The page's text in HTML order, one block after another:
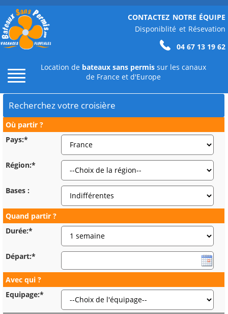
CONTACTEZ NOTRE ÉQUIPE
Disponiblité et Résevation
04 67 13 19 62
Location de bateaux sans permis sur les canaux
de France et d'Europe
Recherchez votre croisière
Où partir ?
Pays:*
Région:*
Bases :
Quand partir ?
Durée:*
Départ:*
Avec qui ?
Equipage:*